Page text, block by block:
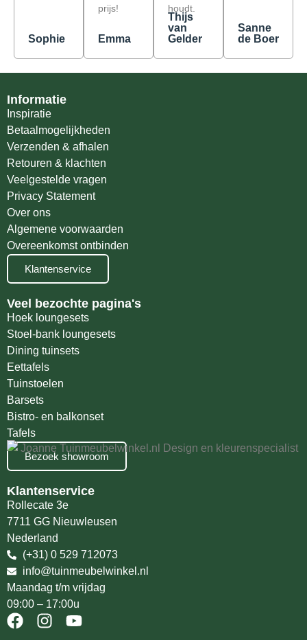
Sophie
prijs!
Emma
houdt.
Thijs
van
Gelder
Sanne
de Boer
Informatie
Inspiratie
Betaalmogelijkheden
Verzenden & afhalen
Retouren & klachten
Veelgestelde vragen
Privacy Statement
Over ons
Algemene voorwaarden
Overeenkomst ontbinden
Klantenservice
Veel bezochte pagina's
Hoek loungesets
Stoel-bank loungesets
Dining tuinsets
Eettafels
Tuinstoelen
Barsets
Bistro- en balkonset
Tafels
Bezoek showroom
Klantenservice
Rollecate 3e
7711 GG Nieuwleusen
Nederland
(+31) 0 529 712073
info@tuinmeubelwinkel.nl
Maandag t/m vrijdag
09:00 – 17:00u